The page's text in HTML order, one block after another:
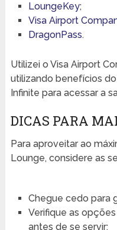
LoungeKey;
Visa Airport
DragonPass.
Utilizei o Visa Airport
utilizando benefícios
Infinite para acessar a
DICAS PARA
Para aproveitar ao
Lounge, considere as
Chegue cedo para
Verifique as
antes de se servir;